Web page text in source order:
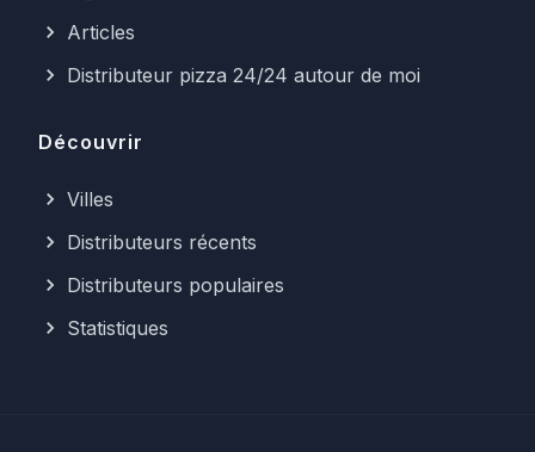
Articles
Distributeur pizza 24/24 autour de moi
Découvrir
Villes
Distributeurs récents
Distributeurs populaires
Statistiques